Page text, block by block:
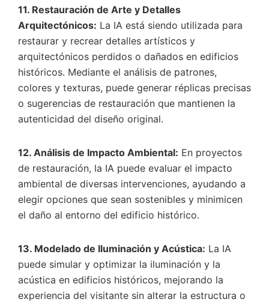
11. Restauración de Arte y Detalles
Arquitectónicos: La IA está siendo utilizada para
restaurar y recrear detalles artísticos y
arquitectónicos perdidos o dañados en edificios
históricos. Mediante el análisis de patrones,
colores y texturas, puede generar réplicas precisas
o sugerencias de restauración que mantienen la
autenticidad del diseño original.
12. Análisis de Impacto Ambiental: En proyectos
de restauración, la IA puede evaluar el impacto
ambiental de diversas intervenciones, ayudando a
elegir opciones que sean sostenibles y minimicen
el daño al entorno del edificio histórico.
13. Modelado de Iluminación y Acústica: La IA
puede simular y optimizar la iluminación y la
acústica en edificios históricos, mejorando la
experiencia del visitante sin alterar la estructura o